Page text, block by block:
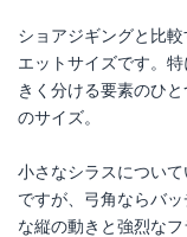
ショアジギングと比
エットサイズです。
きく分ける要素のひ
のサイズ。
小さなシラスについ
ですが、弓角ならバ
な縦の動きと強烈な